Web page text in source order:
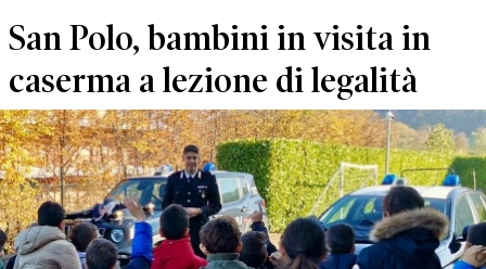
San Polo, bambini in visita in
caserma a lezione di legalità